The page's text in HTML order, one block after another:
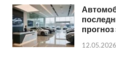
12.05.2026